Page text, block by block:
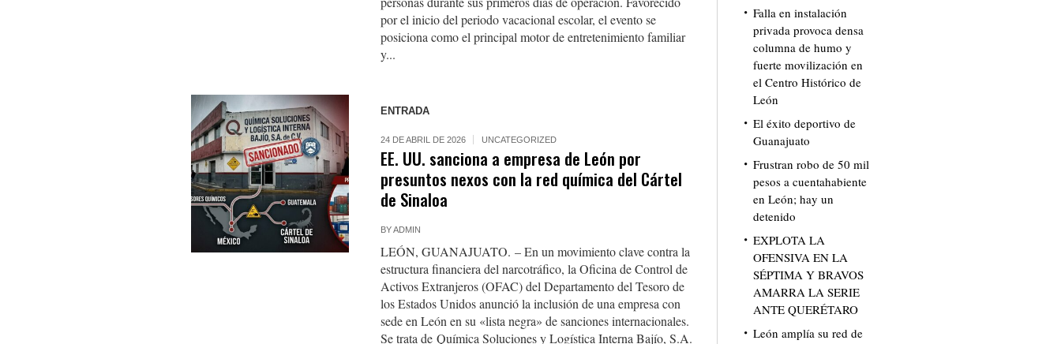
por el inicio del periodo vacacional escolar, el evento se
posiciona como el principal motor de entretenimiento familiar
y...
ENTRADA
24 DE ABRIL DE 2026 UNCATEGORIZED
EE. UU. sanciona a empresa de León por
presuntos nexos con la red química del Cártel
de Sinaloa
BYADMIN
LEÓN, GUANAJUATO. – En un movimiento clave contra la
estructura financiera del narcotráfico, la Oficina de Control de
Activos Extranjeros (OFAC) del Departamento del Tesoro de
los Estados Unidos anunció la inclusión de una empresa con
sede en León en su «lista negra» de sanciones internacionales.
Se trata de Química Soluciones y Logística Interna Bajío, S.A.
Falla en instalación
privada provoca densa
columna de humo y
fuerte movilización en
el Centro Histórico de
León
El éxito deportivo de
Guanajuato
Frustran robo de 50 mil
pesos a cuentahabiente
en León; hay un
detenido
EXPLOTA LA
OFENSIVA EN LA
SÉPTIMA Y BRAVOS
AMARRA LA SERIE
ANTE QUERÉTARO
León amplía su red de